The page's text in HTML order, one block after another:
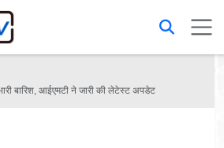
बारिश, आईएमटी ने जारी की लेटेस्ट अपडेट